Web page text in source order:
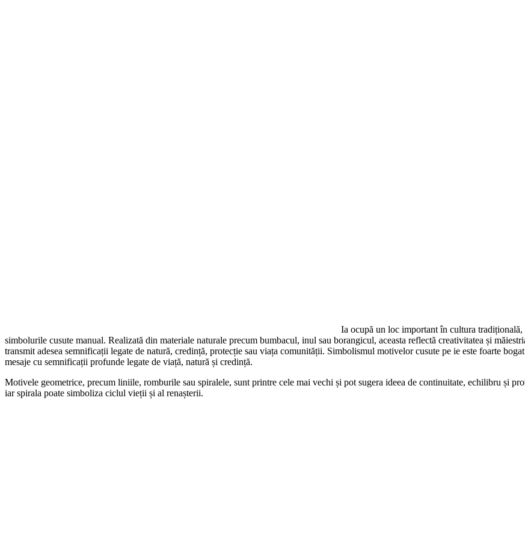
Ia ocupă un loc important în cultura
simbolurile cusute manual. Realizată din materiale naturale precum bumbacul, inul sau borangicul, aceasta reflectă creativitatea și
transmit adesea semnificații legate de natură, credință, protecție sau viața comunității. Simbolismul motivelor cusute pe ie este foarte
mesaje cu semnificații profunde legate de viață, natură și credință.
Motivele geometrice, precum liniile, romburile sau spiralele, sunt printre cele mai vechi și pot sugera ideea de continuitate, echilibru și
iar spirala poate simboliza ciclul vieții și al renașterii.